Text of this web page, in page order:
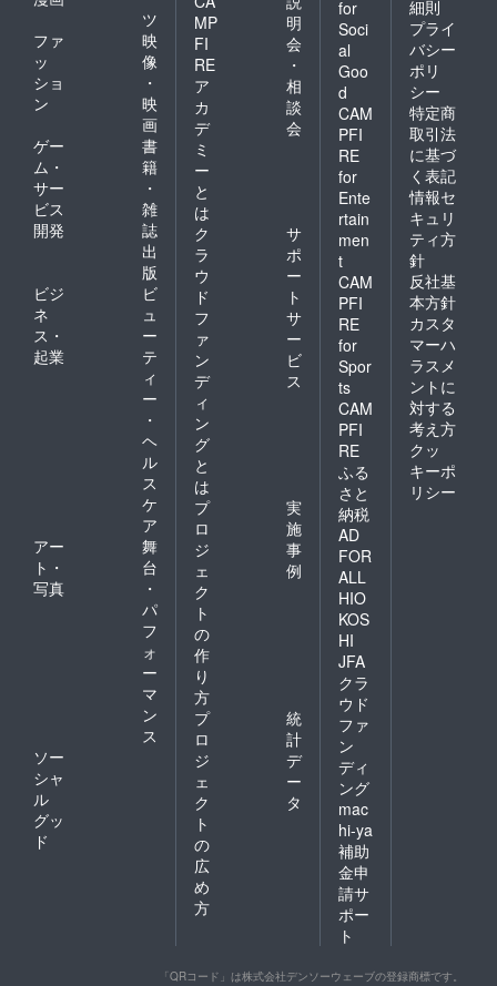
ツ
ファ
ッ
ショ
ン
映
像
・
映
画
ゲー
ム・
サー
ビス
開発
書
籍
・
雑
誌
出
版
ビジ
ネ
ス・
起業
ビ
ュ
ー
テ
ィ
ー
・
ヘ
ル
ス
ケ
ア
アー
ト・
写真
舞
台
・
パ
フ
ォ
ー
マ
ン
ス
ソー
シャ
ル
グッ
ド
MP
FI
RE
ア
カ
デ
ミ
ー
と
は
明
会
・
相
談
会
ク
ラ
ウ
ド
フ
ァ
ン
デ
ィ
ン
グ
と
は
サ
ポ
ー
ト
サ
ー
ビ
ス
プ
ロ
ジ
ェ
ク
ト
の
作
り
方
実
施
事
例
プ
ロ
ジ
ェ
ク
ト
の
広
め
方
統
計
デ
ー
タ
for
Soci
al
Goo
d
CAM
PFI
RE
for
Ente
rtain
men
t
CAM
PFI
RE
for
Spor
ts
CAM
PFI
RE
ふる
さと
納税
AD
FOR
ALL
HIO
KOS
HI
JFA
クラ
ウド
ファ
ン
ディ
ング
mac
hi-ya
補助
金申
請サ
ポー
ト
細則
プライ
バシー
ポリ
シー
特定商
取引法
に基づ
く表記
情報セ
キュリ
ティ方
針
反社基
本方針
カスタ
マーハ
ラスメ
ントに
対する
考え方
クッ
キーポ
リシー
「QRコード」は株式会社デンソーウェーブの登録商標です。